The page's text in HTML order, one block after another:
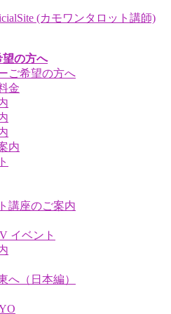
(カモワンタロット講師)
望の方へ
ご希望の方へ
金
内
講座のご案内
イベント
（日本編）